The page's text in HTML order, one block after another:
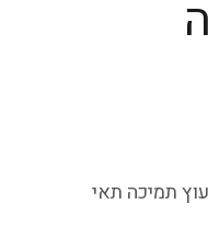
תמיכה תאי